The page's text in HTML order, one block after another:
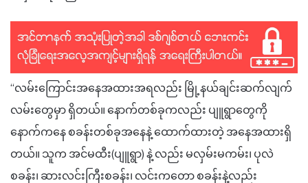
“လမ်းကြောင်းအနေအထားအရလည်း မြို့နယ်ချင်းဆက်လျက်
လမ်းတွေမှာ ရှိတယ်။ နောက်တစ်ခုကလည်း ပျူရွာတွေကို
နောက်ကနေ စခန်းတစ်ခုအနေနဲ့ ထောက်ထားတဲ့ အနေအထားရှိ
တယ်။ သူက အင်မထီး(ပျူရွာ) နဲ့ လည်း မလှမ်းမကမ်း၊ ပုလဲ
စခန်း၊ ဆားလင်းကြီးစခန်း၊ လင်းကတော စခန်းနဲ့လည်း